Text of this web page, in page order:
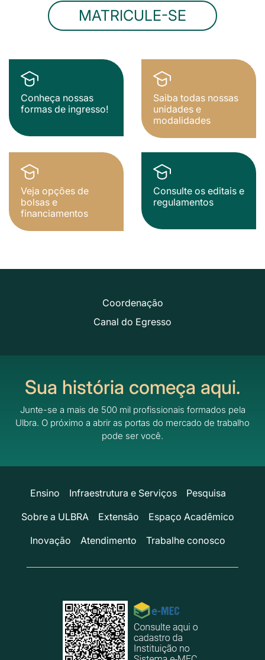
MATRICULE-SE
Conheça nossas
formas de ingresso!
Saiba todas nossas
unidades e
modalidades
Veja opções de
bolsas e
financiamentos
Consulte os editais e
regulamentos
Coordenação
Canal do Egresso
Sua história começa aqui.
Junte-se a mais de 500 mil profissionais formados pela
Ulbra. O próximo a abrir as portas do mercado de trabalho
pode ser você.
Ensino Infraestrutura e Serviços
Pesquisa
Sobre a ULBRA
Extensão
Espaço Acadêmico
Inovação
Atendimento Trabalhe conosco